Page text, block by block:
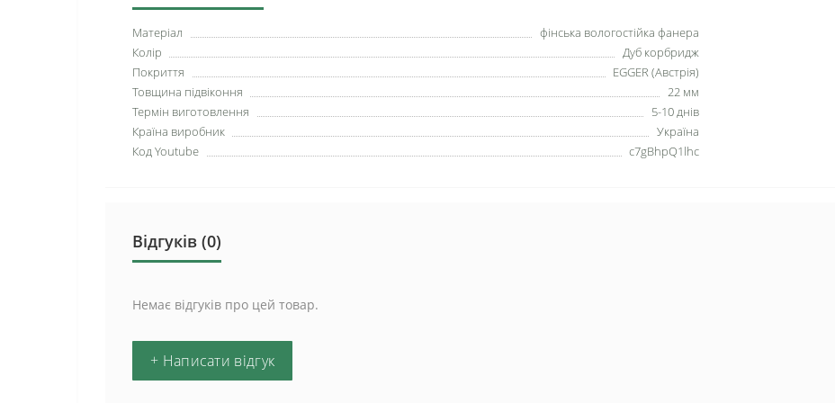
Матеріал
фінська вологостійка фанера
Колір
Дуб корбридж
Покриття
EGGER (Австрія)
Товщина підвіконня
22 мм
Термін виготовлення
5-10 днів
Країна виробник
Україна
Код Youtube
c7gBhpQ1lhc
Відгуків (0)
Немає відгуків про цей товар.
+ Написати відгук